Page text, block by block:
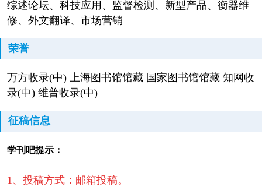
综述论坛、科技应用、监督检测、新型产品、衡器维
修、外文翻译、市场营销
荣誉
万方收录(中) 上海图书馆馆藏 国家图书馆馆藏 知网收
录(中) 维普收录(中)
征稿信息
学刊吧提示：
1、投稿方式：邮箱投稿。